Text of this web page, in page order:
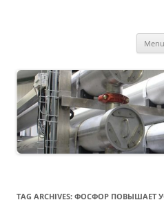
Menu
TAG ARCHIVES: ФОСФОР ПОВЫШАЕТ